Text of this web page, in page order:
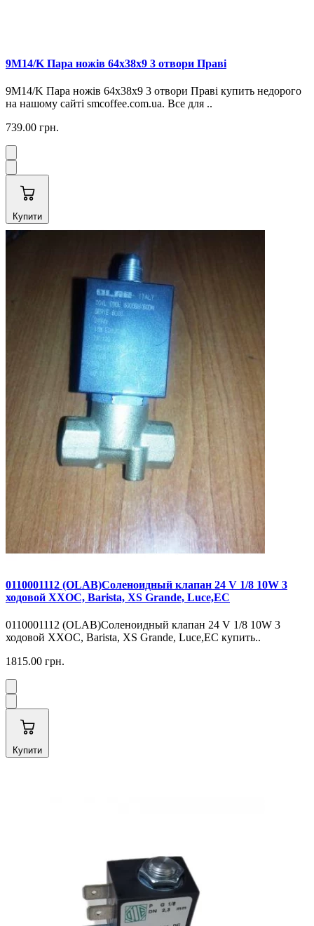
9М14/K Пара ножів 64x38x9 3 отвори Праві
9М14/K Пара ножів 64x38x9 3 отвори Праві купить недорого
на нашому сайті smcoffee.com.ua. Все для ..
739.00 грн.
Купити
0110001112 (OLAB)Соленоидный клапан 24 V 1/8 10W 3
ходовой XXOC, Barista, XS Grande, Luce,EC
0110001112 (OLAB)Соленоидный клапан 24 V 1/8 10W 3
ходовой XXOC, Barista, XS Grande, Luce,EC купить..
1815.00 грн.
Купити